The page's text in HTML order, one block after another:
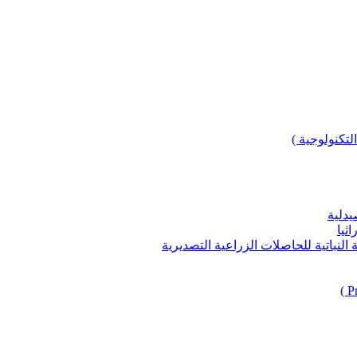
)
للحاصلات الزراعية التصديرية